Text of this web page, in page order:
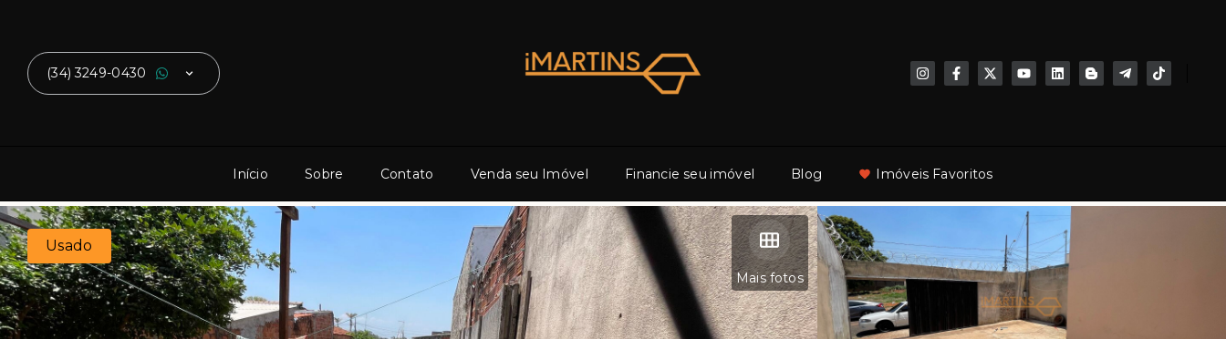
(34) 3249-0430
Início Sobre Contato Venda seu Imóvel Financie seu imóvel Blog Imóveis Favoritos
Mais fotos
Usado